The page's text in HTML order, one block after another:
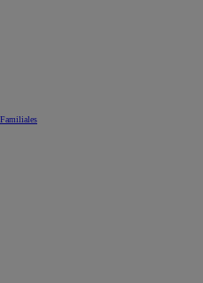
Familiales